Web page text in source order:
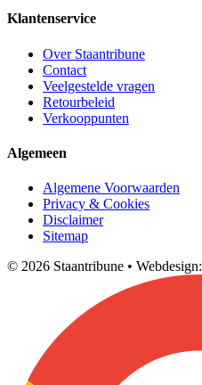
Klantenservice
Over Staantribune
Contact
Veelgestelde vragen
Retourbeleid
Verkooppunten
Algemeen
Algemene Voorwaarden
Privacy & Cookies
Disclaimer
Sitemap
© 2026 Staantribune • Webdesign: